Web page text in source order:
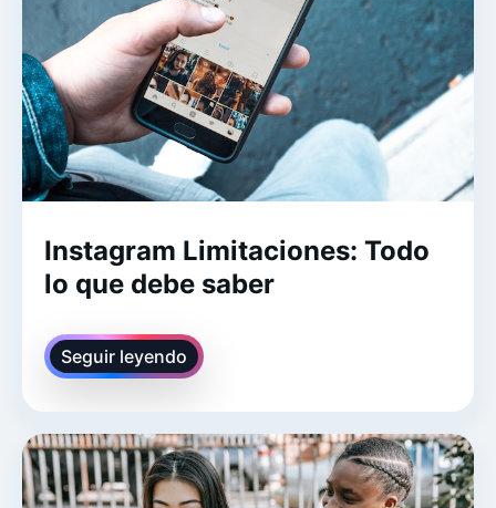
Instagram Limitaciones: Todo
lo que debe saber
Seguir leyendo